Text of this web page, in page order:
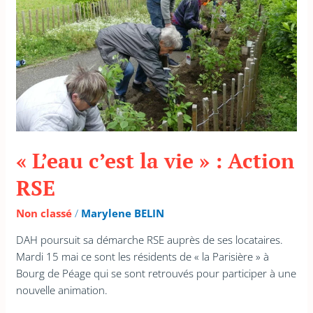
« L’eau c’est la vie » : Action
RSE
Non classé / Marylene BELIN
DAH poursuit sa démarche RSE auprès de ses locataires.
Mardi 15 mai ce sont les résidents de « la Parisière » à
Bourg de Péage qui se sont retrouvés pour participer à une
nouvelle animation.
Action
RSE